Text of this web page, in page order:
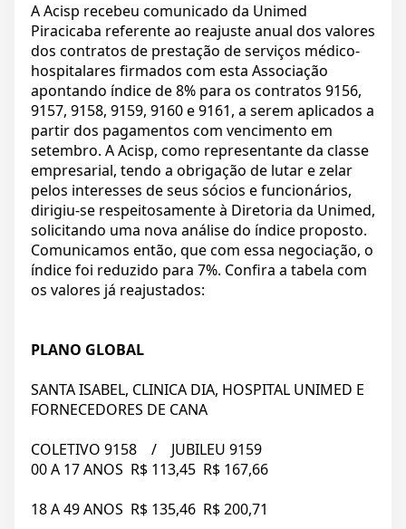
A Acisp recebeu comunicado da Unimed
Piracicaba referente ao reajuste anual dos valores
dos contratos de prestação de serviços médico-
hospitalares firmados com esta Associação
apontando índice de 8% para os contratos 9156,
9157, 9158, 9159, 9160 e 9161, a serem aplicados a
partir dos pagamentos com vencimento em
setembro. A Acisp, como representante da classe
empresarial, tendo a obrigação de lutar e zelar
pelos interesses de seus sócios e funcionários,
dirigiu-se respeitosamente à Diretoria da Unimed,
solicitando uma nova análise do índice proposto.
Comunicamos então, que com essa negociação, o
índice foi reduzido para 7%. Confira a tabela com
os valores já reajustados:
PLANO GLOBAL
SANTA ISABEL, CLINICA DIA, HOSPITAL UNIMED E
FORNECEDORES DE CANA
COLETIVO 9158 / JUBILEU 9159
00 A 17 ANOS R$ 113,45 R$ 167,66
18 A 49 ANOS R$ 135,46 R$ 200,71